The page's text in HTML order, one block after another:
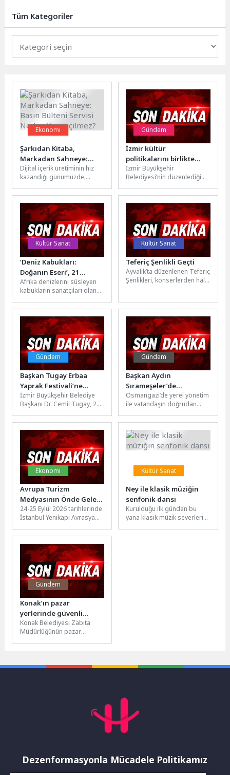
İçme Suyu Arıtma Tesisi,...
Tüm Kategoriler
Ekonomi
Şarkıdan Kitaba,
Markadan Sahneye:
Basın Bülteni Servisi
Neden Vazgeçilmez?
Dijital içerik üretiminin hız
kazandığı günümüzde,
kitleye ulaşması en az içerik
üretimi...
Gündem
İzmir kültür
politikalarını birlikte
yazıyor
İzmir Büyükşehir
Belediyesi’nin düzenlediği
Çalıştayı, ulusal ve
uluslararası katılımcıları
Tarihi Havagazı
Fabrikası’nda...
Kültür Sanat
‘Deniz Kabukları:
Doğanın Eseri’, 21
Haziran Pazar Saat
20.00’de National
Geographic WILD
Afrika denizlerini süsleyen
kabukların sanatçıları olan
büyüleyici tasarımların
ardındaki hayatta kalma
hikâyeleri...
Kültür Sanat
Teferiç Şenlikli Geçti
Ayvalık’ta düzenlenen Teferiç
Şenlikleri, konserlerden halk
programıyla büyük...
Gündem
Başkan Tugay Erbaa
Yaprak Festivali’ne
katıldı
İzmir Büyükşehir Belediye
Başkanı Dr. Cemil Tugay, 23.
Kültürel Erbaa Yaprak
Festivali’nde...
Gündem
Başkan Aydın
Sırameşeler’de
Vatandaşın Nabzını
Tuttu
Osmangazi’de yerel yönetim
ile vatandaşın doğrudan
buluşmalara bir yenisi daha
eklendi. Başkan Erkan...
Ekonomi
Avrupa Turizm
Medyasının Önde Gelen
Temsilcileri İstanbul
Turizm Fuarı’nda
Buluşuyor
24-25 Eylül 2026 tarihlerinde
İstanbul Yenikapı Avrasya
Merkezi'nde düzenlenecek
İstanbul Turizm Fuarı...
Kültür Sanat
Ney ile klasik müziğin
senfonik dansı
Kurulduğu ilk günden bu
yana klasik müzik severlerin
Gündem
Konak’ın pazar
yerlerinde güvenli
alışveriş
Konak Belediyesi Zabıta
Müdürlüğünün pazar
Dezenformasyonla Mücadele Politikamız